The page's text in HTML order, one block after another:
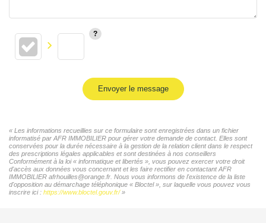
Envoyer le message
« Les informations recueillies sur ce formulaire sont enregistrées dans un fichier
informatisé par AFR IMMOBILIER pour gérer votre demande de contact. Elles sont
conservées pour la durée nécessaire à la gestion de la relation client dans le respect
des prescriptions légales applicables et sont destinées à nos conseillers
Conformément à la loi « informatique et libertés », vous pouvez exercer votre droit
d'accès aux données vous concernant et les faire rectifier en contactant AFR
IMMOBILIER afrhouilles@orange.fr. Nous vous informons de l'existence de la liste
d'opposition au démarchage téléphonique « Bloctel », sur laquelle vous pouvez vous
inscrire ici : https://www.bloctel.gouv.fr/»